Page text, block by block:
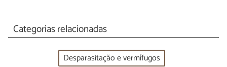
Categorias relacionadas
Desparasitação e vermífugos